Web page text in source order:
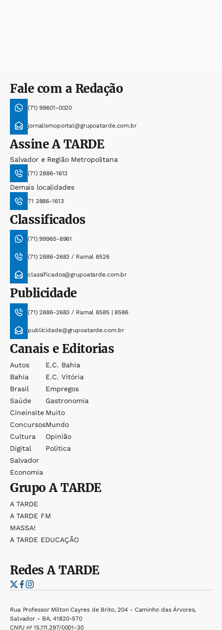
Fale com a Redação
(71) 99601-0020
jornalismoportal@grupoatarde.com.br
AssineA TARDE
Salvador e Região Metropolitana
(71) 2886-1613
Demais localidades
71 2886-1613
Classificados
(71) 99965-8961
(71) 2886-2683 / Ramal 8526
classificados@grupoatarde.com.br
Publicidade
(71) 2886-2683 / Ramal 8585 | 8586
publicidade@grupoatarde.com.br
Canais e Editorias
Autos
Bahia
Brasil
Saúde
Cineinsite
Concursos
Cultura
Digital
Salvador
Economia
E.c. Bahia
E.c. Vitória
Empregos
Gastronomia
Muito
Mundo
Opinião
Política
GrupoA TARDE
A TARDE
A TARDE FM
MASSA!
A TARDE EDUCAÇÃO
RedesA TARDE
Rua Professor Milton Cayres de Brito, 204 - Caminho das Árvores,
Salvador - BA, 41820-570
CNPJ nº 15.111.297/0001-30